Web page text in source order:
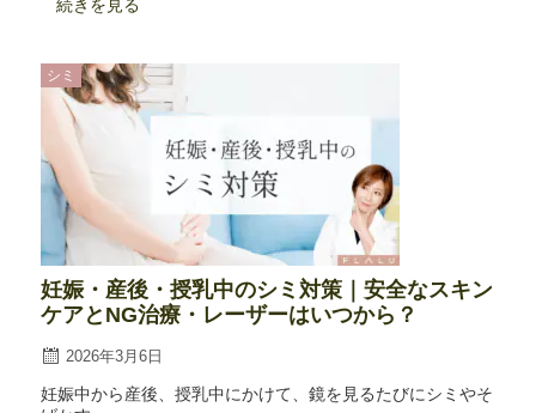
続きを見る
シミ
妊娠・産後・授乳中のシミ対策｜安全なスキン
ケアとNG治療・レーザーはいつから？
2026年3月6日
妊娠中から産後、授乳中にかけて、鏡を見るたびにシミやそ